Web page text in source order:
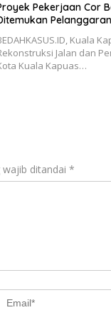
Pekerjaan Cor
Kuala
Jalan dan
Kuala Kapuas…
wajib ditandai *